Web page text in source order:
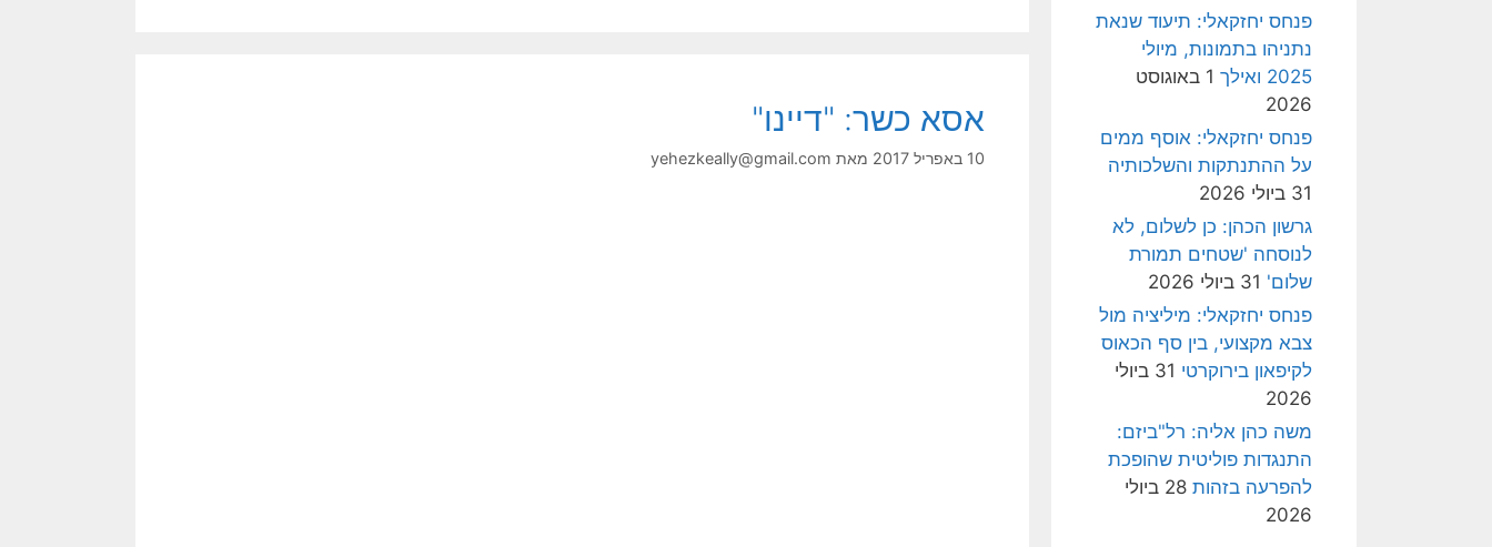
אסא כשר: "דיינו"
10 באפריל 2017 מאת yehezkeally@gmail.com
פנחס יחזקאלי: תיעוד שנאת
נתניהו בתמונות, מיולי
2025 ואילך
1 באוגוסט
2026
פנחס יחזקאלי: אוסף ממים
על ההתנתקות והשלכותיה
31 ביולי 2026
גרשון הכהן: כן לשלום, לא
לנוסחה 'שטחים תמורת
שלום' 31 ביולי 2026
פנחס יחזקאלי: מיליציה מול
צבא מקצועי, בין סף הכאוס
לקיפאון בירוקרטי
31 ביולי
2026
משה כהן אליה: רל"ביזם:
התנגדות פוליטית שהופכת
להפרעה בזהות
28 ביולי
2026